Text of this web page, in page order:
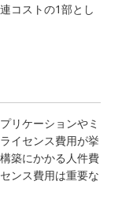
コストの1部とし
リケーションやミ
イセンス費用が挙
築にかかる人件費
ンス費用は重要な